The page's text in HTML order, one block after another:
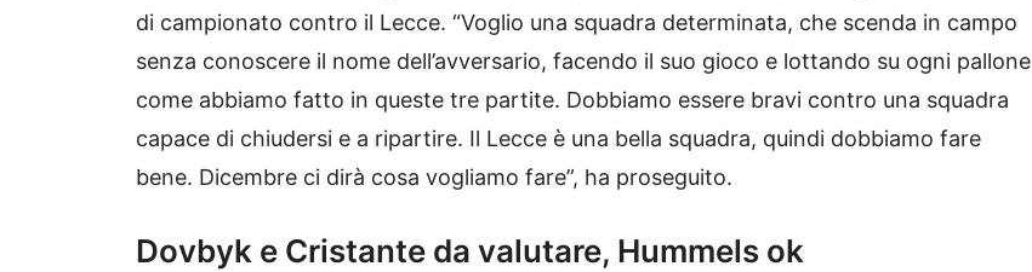
di campionato contro il Lecce. “Voglio una squadra determinata, che scenda in campo
senza conoscere il nome dell’avversario, facendo il suo gioco e lottando su ogni pallone
come abbiamo fatto in queste tre partite. Dobbiamo essere bravi contro una squadra
capace di chiudersi e a ripartire. Il Lecce è una bella squadra, quindi dobbiamo fare
bene. Dicembre ci dirà cosa vogliamo fare”, ha proseguito.
Dovbyk e Cristante da valutare, Hummels ok